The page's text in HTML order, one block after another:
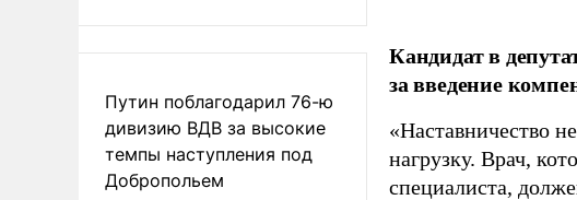
Путин поблагодарил 76-ю
дивизию ВДВ за высокие
темпы наступления под
Добропольем
Кандидат в
за введение
«Наставничество
нагрузку. Врач,
специалиста,